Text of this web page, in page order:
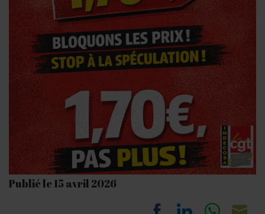
Publié le 15 avril 2026